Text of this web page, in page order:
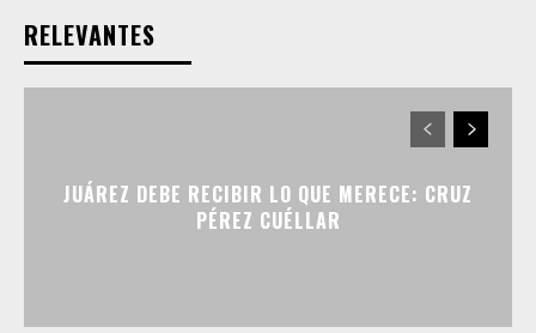
RELEVANTES
JUÁREZ DEBE RECIBIR LO QUE MERECE: CRUZ
PÉREZ CUÉLLAR